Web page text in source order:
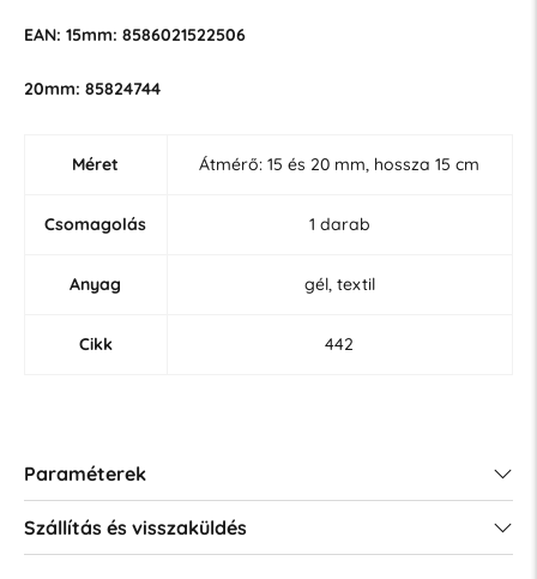
EAN: 15mm: 8586021522506
20mm: 85824744
Méret Átmérő: 15 és 20 mm, hossza 15 cm
Csomagolás 1 darab
Anyag gél, textil
Cikk 442
Paraméterek
Szállítás és visszaküldés